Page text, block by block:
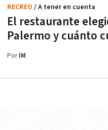
El restaurante
Palermo y cuánto
RECREO / A tener en cuenta
PorIM